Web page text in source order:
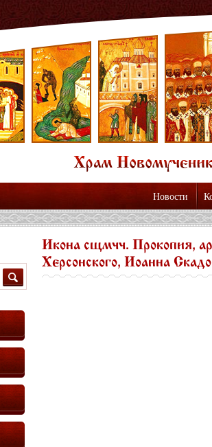
Новости
Икона сщмчч. Прокопия,
Херсонского, Иоанна